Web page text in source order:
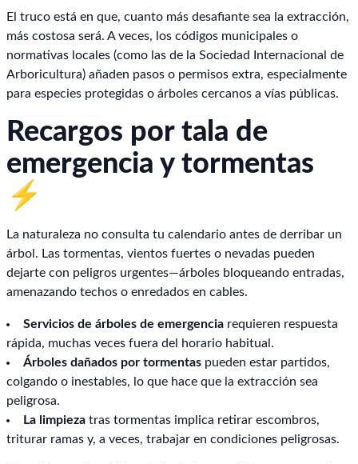
El truco está en que, cuanto más desafiante sea la extracción,
más costosa será. A veces, los códigos municipales o
normativas locales (como las de la Sociedad Internacional de
Arboricultura) añaden pasos o permisos extra, especialmente
para especies protegidas o árboles cercanos a vías públicas.
Recargos por tala de
emergencia y tormentas
⚡
La naturaleza no consulta tu calendario antes de derribar un
árbol. Las tormentas, vientos fuertes o nevadas pueden
dejarte con peligros urgentes—árboles bloqueando entradas,
amenazando techos o enredados en cables.
Servicios de árboles de emergencia requieren respuesta
rápida, muchas veces fuera del horario habitual.
Árboles dañados por tormentas pueden estar partidos,
colgando o inestables, lo que hace que la extracción sea
peligrosa.
La limpieza tras tormentas implica retirar escombros,
triturar ramas y, a veces, trabajar en condiciones peligrosas.